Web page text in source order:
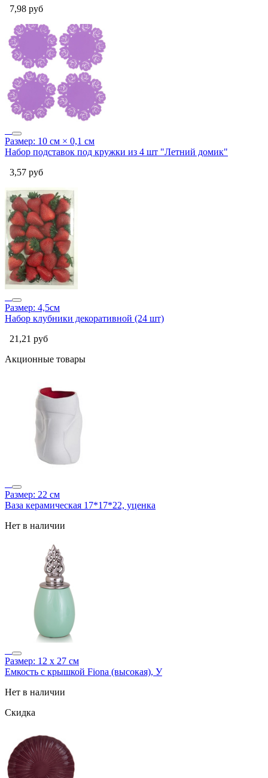
7,98 руб
Размер: 10 см × 0,1 см
Набор подставок под кружки из 4 шт "Летний домик"
3,57 руб
Размер: 4,5см
Набор клубники декоративной (24 шт)
21,21 руб
Акционные товары
Размер: 22 см
Ваза керамическая 17*17*22, уценка
Нет в наличии
Размер: 12 х 27 см
Емкость с крышкой Fiona (высокая), У
Нет в наличии
Скидка